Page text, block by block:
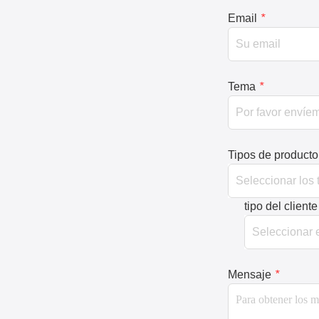
Email *
Tema *
Tipos de producto
tipo del cliente
Mensaje *